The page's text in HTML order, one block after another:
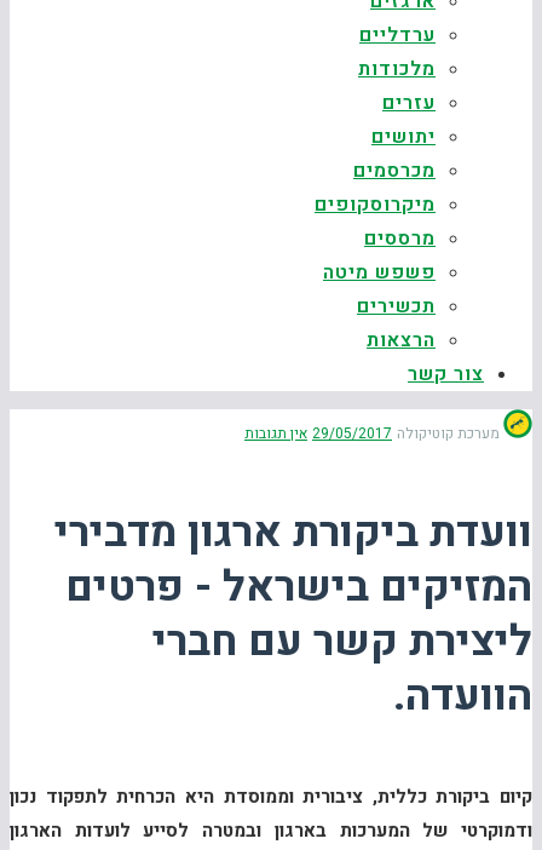
ערדליים
מלכודות
עזרים
יתושים
מכרסמים
מיקרוסקופים
מרססים
פשפש מיטה
תכשירים
הרצאות
צור קשר
מערכת קוטיקולה 29/05/2017 אין תגובות
וועדת ביקורת ארגון מדבירי
המזיקים בישראל - פרטים
ליצירת קשר עם חברי
הוועדה.
קיום ביקורת כללית, ציבורית וממוסדת היא הכרחית לתפקוד נכון
ודמוקרטי של המערכות בארגון ובמטרה לסייע לועדות הארגון